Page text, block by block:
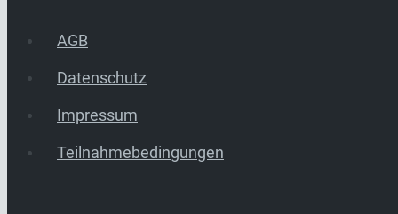
AGB
Datenschutz
Impressum
Teilnahmebedingungen